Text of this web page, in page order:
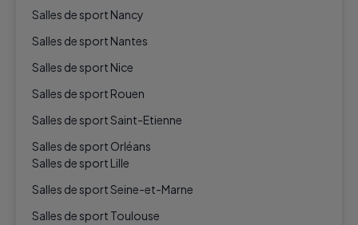
Salles de sport Nancy
Salles de sport Nantes
Salles de sport Nice
Salles de sport Rouen
Salles de sport Saint-Etienne
Salles de sport Orléans
Salles de sport Lille
Salles de sport Seine-et-Marne
Salles de sport Toulouse